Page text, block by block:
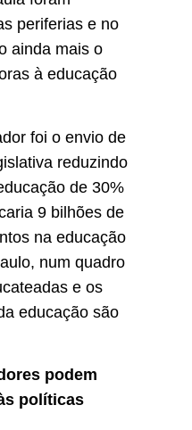
periferias e no
ainda mais o
à educação
foi o envio de
reduzindo
de 30%
9 bilhões de
na educação
num quadro
e os
educação são
podem
políticas